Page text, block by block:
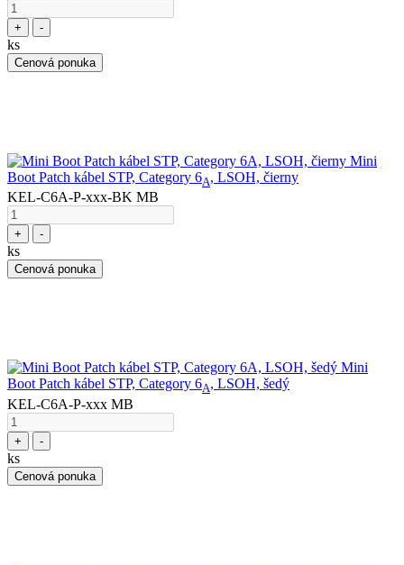
+ -
ks
Cenová ponuka
Mini
Boot Patch kábel STP, Category 6A, LSOH, čierny
KEL-C6A-P-xxx-BK MB
+ -
ks
Cenová ponuka
Mini
Boot Patch kábel STP, Category 6A, LSOH, šedý
KEL-C6A-P-xxx MB
+ -
ks
Cenová ponuka